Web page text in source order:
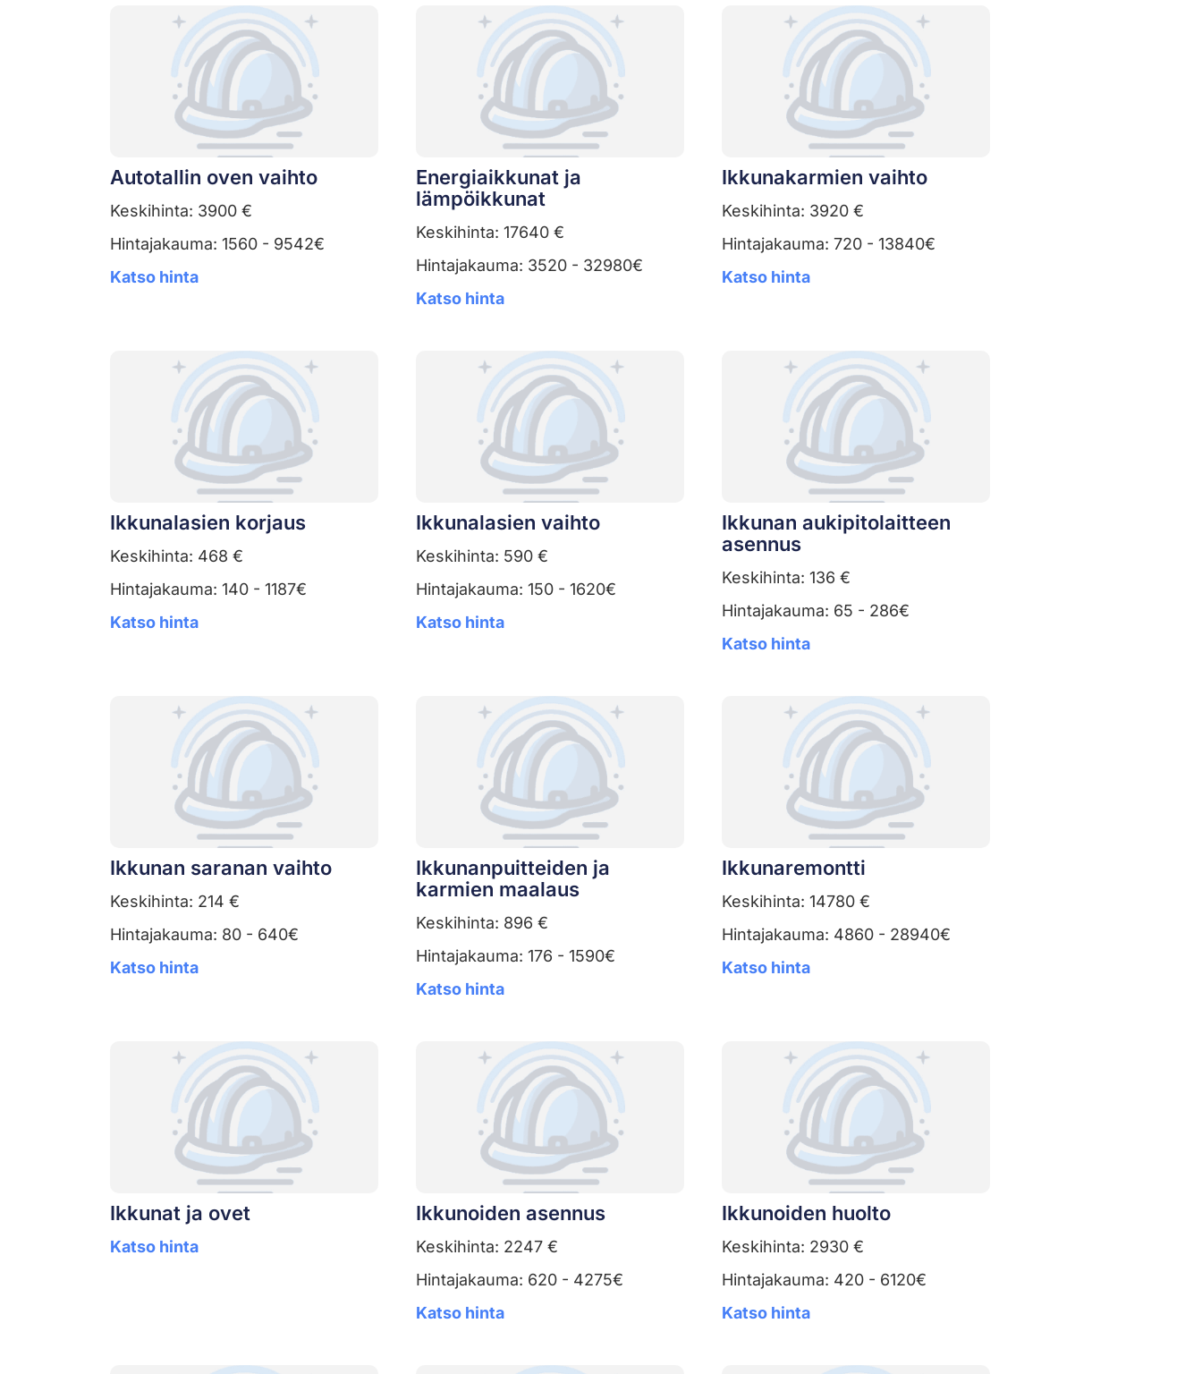
Autotallin oven vaihto
Keskihinta: 3900 €
Hintajakauma: 1560 - 9542€
Katso hinta
Energiaikkunat ja
lämpöikkunat
Keskihinta: 17640 €
Hintajakauma: 3520 - 32980€
Katso hinta
Ikkunakarmien vaihto
Keskihinta: 3920 €
Hintajakauma: 720 - 13840€
Katso hinta
Ikkunalasien korjaus
Keskihinta: 468 €
Hintajakauma: 140 - 1187€
Katso hinta
Ikkunalasien vaihto
Keskihinta: 590 €
Hintajakauma: 150 - 1620€
Katso hinta
Ikkunan aukipitolaitteen
asennus
Keskihinta: 136 €
Hintajakauma: 65 - 286€
Katso hinta
Ikkunan saranan vaihto
Keskihinta: 214 €
Hintajakauma: 80 - 640€
Katso hinta
Ikkunanpuitteiden ja
karmien maalaus
Keskihinta: 896 €
Hintajakauma: 176 - 1590€
Katso hinta
Ikkunaremontti
Keskihinta: 14780 €
Hintajakauma: 4860 - 28940€
Katso hinta
Ikkunat ja ovet
Katso hinta
Ikkunoiden asennus
Keskihinta: 2247 €
Hintajakauma: 620 - 4275€
Katso hinta
Ikkunoiden huolto
Keskihinta: 2930 €
Hintajakauma: 420 - 6120€
Katso hinta